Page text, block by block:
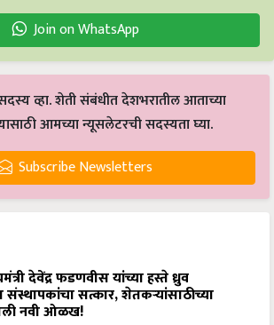
Join on WhatsApp
व्हा. शेती संबंधीत देशभरातील आताच्या
आमच्या न्यूसलेटरची सदस्यता घ्या.
Subscribe Newsletters
देवेंद्र फडणवीस यांच्या हस्ते ध्रुव
संस्थापकांचा सत्कार, शेतकऱ्यांसाठीच्या
नवी ओळख!